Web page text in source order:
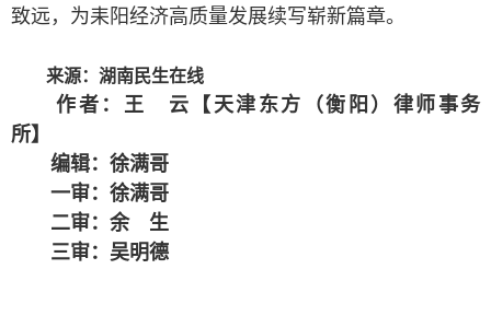
致远，为耒阳经济高质量发展续写崭新篇章。
来源：湖南民生在线
作者：王 云【天津东方（衡阳）律师事务
所】
编辑：徐满哥
一审：徐满哥
二审：余 生
三审：吴明德